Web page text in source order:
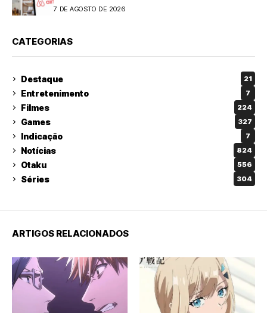
7 DE AGOSTO DE 2026
CATEGORIAS
Destaque 21
Entretenimento 7
Filmes 224
Games 327
Indicação 7
Notícias 824
Otaku 556
Séries 304
ARTIGOS RELACIONADOS